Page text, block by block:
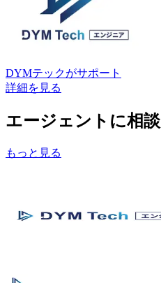
DYMテックがサポート
詳細を見る
エージェントに相談
もっと見る